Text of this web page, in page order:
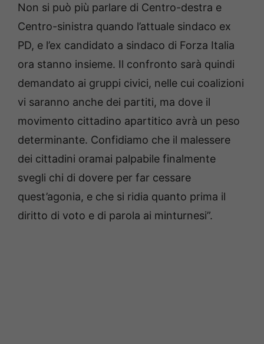
Non si può più parlare di Centro-destra e
Centro-sinistra quando l’attuale sindaco ex
PD, e l’ex candidato a sindaco di Forza Italia
ora stanno insieme. Il confronto sarà quindi
demandato ai gruppi civici, nelle cui coalizioni
vi saranno anche dei partiti, ma dove il
movimento cittadino apartitico avrà un peso
determinante. Confidiamo che il malessere
dei cittadini oramai palpabile finalmente
svegli chi di dovere per far cessare
quest’agonia, e che si ridia quanto prima il
diritto di voto e di parola ai minturnesi”.